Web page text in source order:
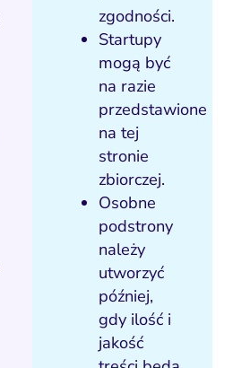
zgodności.
Startupy
mogą być
na razie
przedstawione
na tej
stronie
zbiorczej.
Osobne
podstrony
należy
utworzyć
później,
gdy ilość i
jakość